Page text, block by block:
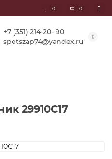
0 0
+7 (351) 214-20- 90
spetszap74@yandex.ru
29910С17